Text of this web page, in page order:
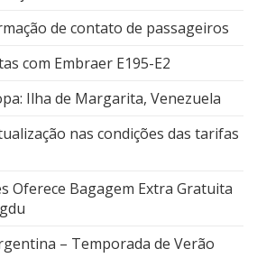
de contato de passageiros
com Embraer E195-E2
Ilha de Margarita, Venezuela
nas condições das tarifas
Oferece Bagagem Extra Gratuita
– Temporada de Verão